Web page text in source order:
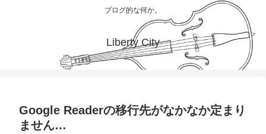
ブログ的な何か。
Liberty City
Google Readerの移行先がなかなか定まり
ません…